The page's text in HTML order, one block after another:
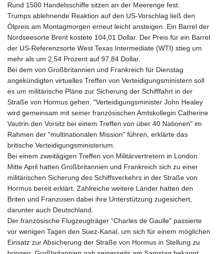
Rund 1500 Handelsschiffe sitzen an der Meerenge fest.
Trumps ablehnende Reaktion auf den US-Vorschlag ließ den
Ölpreis am Montagmorgen erneut leicht ansteigen. Ein Barrel der
Nordseesorte Brent kostete 104,01 Dollar. Der Preis für ein Barrel
der US-Referenzsorte West Texas Intermediate (WTI) stieg um
mehr als um 2,54 Prozent auf 97,84 Dollar.
Bei dem von Großbritannien und Frankreich für Dienstag
angekündigten virtuelles Treffen von Verteidigungsministern soll
es um militärische Pläne zur Sicherung der Schifffahrt in der
Straße von Hormus gehen. "Verteidigungsminister John Healey
wird gemeinsam mit seiner französischen Amtskollegin Catherine
Vautrin den Vorsitz bei einem Treffen von über 40 Nationen" im
Rahmen der "multinationalen Mission" führen, erklärte das
britische Verteidigungsministerium.
Bei einem zweitägigen Treffen von Militärvertretern in London
Mitte April hatten Großbritannien und Frankreich sich zu einer
militärischen Sicherung des Schiffsverkehrs in der Straße von
Hormus bereit erklärt. Zahlreiche weitere Länder hatten den
Briten und Franzosen dabei ihre Unterstützung zugesichert,
darunter auch Deutschland.
Der französische Flugzeugträger "Charles de Gaulle" passierte
vor wenigen Tagen den Suez-Kanal, um sich für einem möglichen
Einsatz zur Absicherung der Straße von Hormus in Stellung zu